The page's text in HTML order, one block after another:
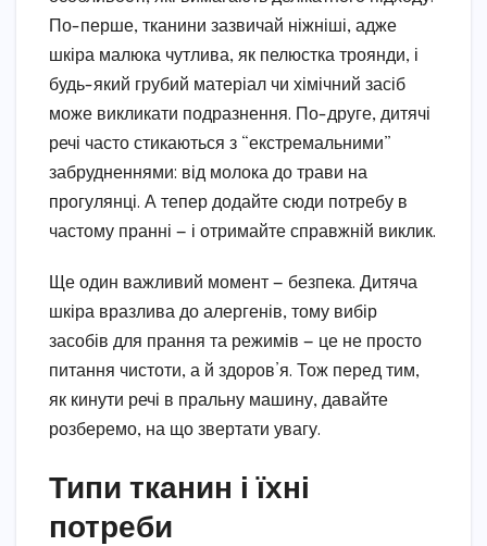
По-перше, тканини зазвичай ніжніші, адже
шкіра малюка чутлива, як пелюстка троянди, і
будь-який грубий матеріал чи хімічний засіб
може викликати подразнення. По-друге, дитячі
речі часто стикаються з “екстремальними”
забрудненнями: від молока до трави на
прогулянці. А тепер додайте сюди потребу в
частому пранні — і отримайте справжній виклик.
Ще один важливий момент — безпека. Дитяча
шкіра вразлива до алергенів, тому вибір
засобів для прання та режимів — це не просто
питання чистоти, а й здоров’я. Тож перед тим,
як кинути речі в пральну машину, давайте
розберемо, на що звертати увагу.
Типи тканин і їхні
потреби